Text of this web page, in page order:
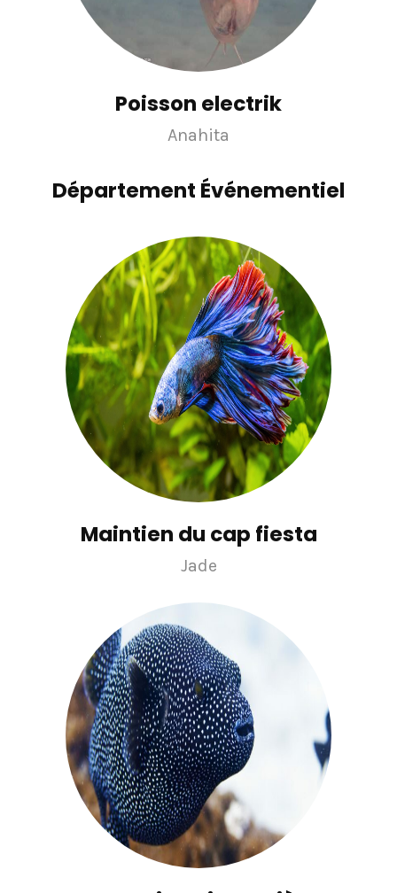
Poisson electrik
Anahita
Département Événementiel
Maintien du cap fiesta
Jade